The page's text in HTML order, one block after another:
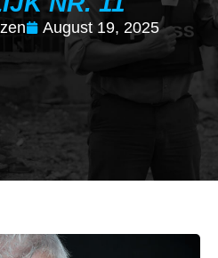
August 19, 2025